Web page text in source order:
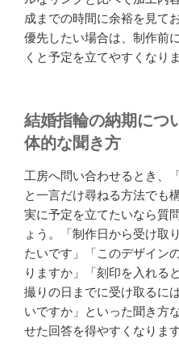
成までの時間に余裕を見て
優先したい場合は、制作前
くと予定を立てやすくなりま
結婚指輪の納期につ
体的な聞き方
工房へ問い合わせるとき、
と一言だけ尋ねる方法でも
実に予定を立てたいなら質
ょう。「制作日から受け取
たいです」「このデザイン
りますか」「刻印を入れる
撮りの日までに受け取るに
いですか」といった聞き方
せた回答を得やすくなります